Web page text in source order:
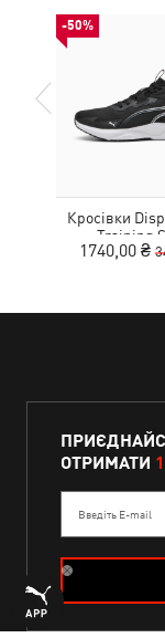
-50%
Кросівки
Training
1740,00 ₴
ОТРИМАТИ
Введіть E-mail